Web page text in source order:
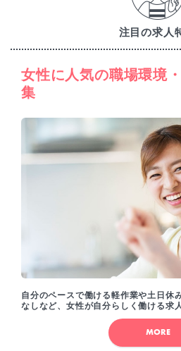
注目の求人
女性に人気の職場環境
集
自分のペースで働ける軽作業や土日休
なしなど、女性が自分らしく働ける求
MORE